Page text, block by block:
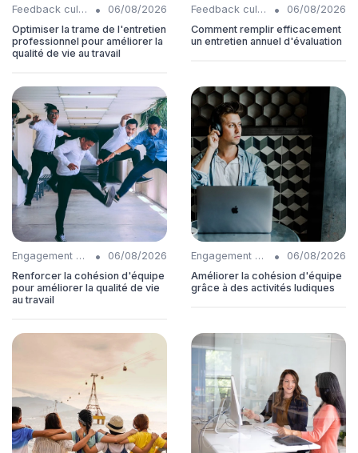
Feedback culture •
06/08/2026
Optimiser la trame de l'entretien
professionnel pour améliorer la
qualité de vie au travail
Feedback culture •
06/08/2026
Comment remplir efficacement
un entretien annuel d'évaluation
Engagement collaborateurs •
06/08/2026
Renforcer la cohésion d'équipe
pour améliorer la qualité de vie
au travail
Engagement collaborateurs •
06/08/2026
Améliorer la cohésion d'équipe
grâce à des activités ludiques